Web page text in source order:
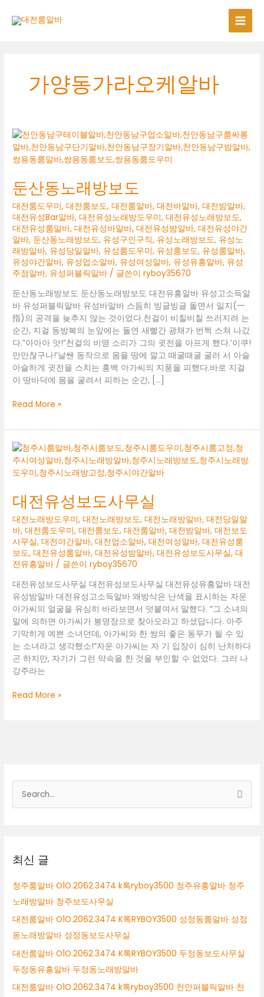
가양동가라오케알바
둔산동노래방보도
대전룸도우미,대전룸보도,대전룸알바,대전바알바,대전밤알바,
대전유성Bar알바,대전유성노래방도우미,대전유성노래방보도,
대전유성룸알바,대전유성바알바,대전유성밤알바,대전유성야간
알바, 둔산동노래방보도, 유성구인구직, 유성노래방보도, 유성노
래방알바, 유성당일알바, 유성룸도우미, 유성룸보도, 유성룸알바,
유성야간알바, 유성업소알바, 유성여성알바, 유성유흥알바, 유성
주점알바, 유성퍼블릭알바 / 글쓴이ryboy35670
둔산동노래방보도 둔산동노래방보도 대전유흥알바 유성고소득알
바 유성퍼블릭알바 유성바알바 스듬히 빙글빙글 돌면서 일지(一
指)의 공격을 늦추지 않는 것이었다.천걸이 비칠비칠 쓰러지려 는
순간, 지걸 동방복의 눈앞에는 돌연 새빨간 광채가 번쩍 스쳐 나갔
다.”아아아 앗!”천걸의 비명 소리가 그의 귓전을 아프게 했다.’이쿠!
만만찮구나!’날쌘 동작으로 몸을 땅에 깔고 때굴때굴 굴러 서 아슬
아슬하게 귓전을 스치는 홍백 아가씨의 지풍을 피했다.바로 지걸
이 땅바닥에 몸을 굴려서 피하는 순간, […]
둔
동
노
래
방
보
Read More »
대전유성보도사무실
대전노래방도우미,대전노래방보도,대전노래방알바,대전당일알
바,대전룸도우미,대전룸보도,대전룸알바,대전밤알바,대전보도
사무실,대전야간알바,대전업소알바,대전여성알바,대전유성룸
보도,대전유성룸알바,대전유성밤알바,대전유성보도사무실,대
전유흥알바 / 글쓴이ryboy35670
대전유성보도사무실 대전유성보도사무실 대전유성유흥알바 대전
유성밤알바 대전유성고소득알바 왜방삭은 난색을 표시하는 자운
아가씨의 얼굴을 유심히 바라보면서 덧붙여서 말했다. “그 소녀의
말에 의하면 아가씨가 봉명장으로 찾아오라고 하셨답니다. 아주
기막히게 예쁜 소녀던데, 아가씨와 한 쌍의 좋은 동무가 될 수 있
는 소녀라고 생각했소!”자운 아가씨는 자 기 입장이 심히 난처하다
곤 하지만, 자기가 그런 약속을 한 것을 부인할 수 없었다. 그러 나
강주라는
대
무
Read More »
최신 글
청주룸알바 O1O.2062.3474 k톡ryboy3500 청주유흥알바 청주
노래방알바 청주보도사무실
대전룸알바 O1O.2062.3474 K톡RYBOY3500 성정동룸알바 성정
동노래방알바 성정동보도사무실
대전룸알바 O1O.2062.3474 K톡RYBOY3500 두정동보도사무실
두정동유흥알바 두정동노래방알바
대전룸알바 O1O.2062.3474 k톡ryboy3500 천안퍼블릭알바 천